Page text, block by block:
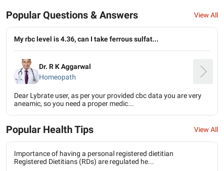
Popular Questions & Answers View All
My rbc level is 4.36, can I take ferrous sulfat...
Dr. R K Aggarwal
Homeopath
Dear Lybrate user, as per your provided cbc data you are very
aneamic, so you need a proper medic...
Popular Health Tips View All
Importance of having a personal registered dietitian
Registered Dietitians (RDs) are regulated he...